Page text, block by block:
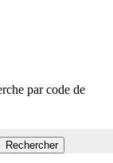
par code de
Rechercher